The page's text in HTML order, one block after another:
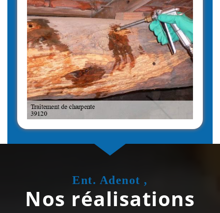
Ent. Adenot ,
Nos réalisations